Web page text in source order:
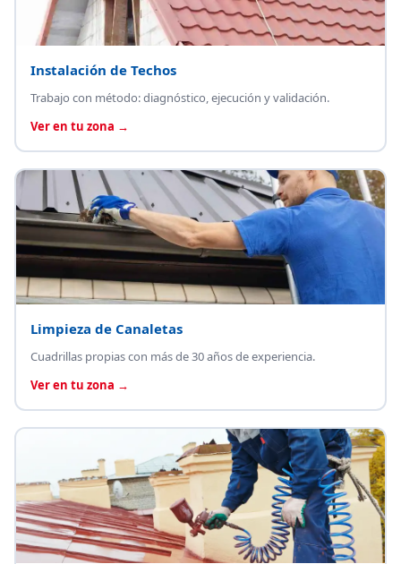
Instalación de Techos
Trabajo con método: diagnóstico, ejecución y validación.
Ver en tu zona →
Limpieza de Canaletas
Cuadrillas propias con más de 30 años de experiencia.
Ver en tu zona →